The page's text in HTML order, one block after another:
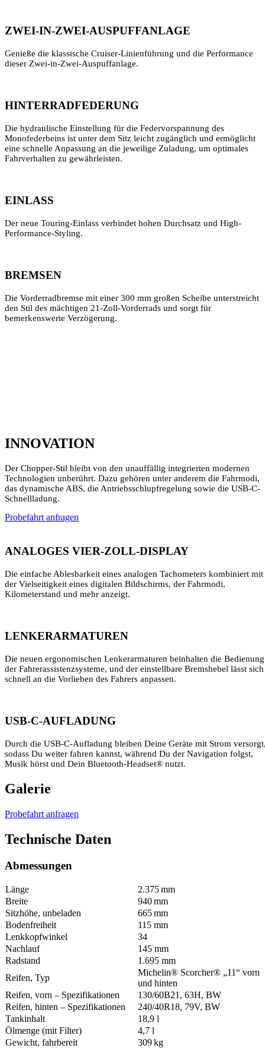
ZWEI-IN-ZWEI-AUSPUFFANLAGE
Genieße die klassische Cruiser-Linienführung und die Performance
dieser Zwei-in-Zwei-Auspuffanlage.
HINTERRADFEDERUNG
Die hydraulische Einstellung für die Federvorspannung des
Monofederbeins ist unter dem Sitz leicht zugänglich und ermöglicht
eine schnelle Anpassung an die jeweilige Zuladung, um optimales
Fahrverhalten zu gewährleisten.
EINLASS
Der neue Touring-Einlass verbindet hohen Durchsatz und High-
Performance-Styling.
BREMSEN
Die Vorderradbremse mit einer 300 mm großen Scheibe unterstreicht
den Stil des mächtigen 21-Zoll-Vorderrads und sorgt für
bemerkenswerte Verzögerung.
INNOVATION
Der Chopper-Stil bleibt von den unauffällig integrierten modernen
Technologien unberührt. Dazu gehören unter anderem die Fahrmodi,
das dynamische ABS, die Antriebsschlupfregelung sowie die USB-C-
Schnellladung.
Probefahrt anfragen
ANALOGES VIER-ZOLL-DISPLAY
Die einfache Ablesbarkeit eines analogen Tachometers kombiniert mit
der Vielseitigkeit eines digitalen Bildschirms, der Fahrmodi,
Kilometerstand und mehr anzeigt.
LENKERARMATUREN
Die neuen ergonomischen Lenkerarmaturen beinhalten die Bedienung
der Fahrerassistenzsysteme, und der einstellbare Bremshebel lässt sich
schnell an die Vorlieben des Fahrers anpassen.
USB-C-AUFLADUNG
Durch die USB-C-Aufladung bleiben Deine Geräte mit Strom
sodass Du weiter fahren kannst, während Du der Navigation folgst,
Musik hörst und Dein Bluetooth-Headset® nutzt.
Galerie
Probefahrt anfragen
Technische Daten
Abmessungen
Länge
2.375 mm
Breite
940 mm
Sitzhöhe, unbeladen
665 mm
Bodenfreiheit
115 mm
Lenkkopfwinkel
34
Nachlauf
145 mm
Radstand
1.695 mm
Reifen, Typ
Michelin® Scorcher® „11“ vorn
und hinten
Reifen, vorn – Spezifikationen
130/60B21, 63H, BW
Reifen, hinten – Spezifikationen
240/40R18, 79V, BW
Tankinhalt
18,9 l
Ölmenge (mit Filter)
4,7 l
Gewicht, fahrbereit
309 kg